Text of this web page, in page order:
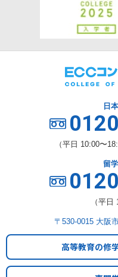
日
（平日 10:00〜
留
（平日
〒530-0015 大阪
高等教育の修